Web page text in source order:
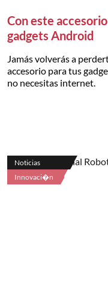
Con este
gadgets Android
Jamás volverás a
accesorio para tus
no necesitas internet.
Noticias
Innovaci�n